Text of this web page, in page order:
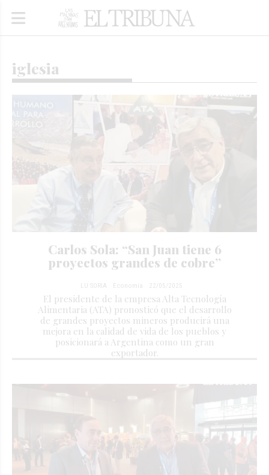
iglesia
Carlos Sola: “San Juan tiene 6
proyectos grandes de cobre”
LU SORIA Economía 22/05/2025
El presidente de la empresa Alta Tecnología
Alimentaria (ATA) pronosticó que el desarrollo
de grandes proyectos mineros producirá una
mejora en la calidad de vida de los pueblos y
posicionará a Argentina como un gran
exportador.